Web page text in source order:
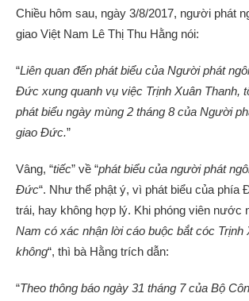
Chiều hôm sau, ngày 3/8/2017, người phát
giao Việt Nam Lê Thị Thu Hằng nói:
“Liên quan đến phát biểu của Người phát
Đức xung quanh vụ việc Trịnh Xuân Thanh,
phát biểu ngày mùng 2 tháng 8 của Người
giao Đức.”
Vâng, “tiếc” về “phát biểu của người phát
Đức“. Như thể phật ý, vì phát biểu của phía
trái, hay không hợp lý. Khi phóng viên nước
Nam có xác nhận lời cáo buộc bắt cóc Trịnh
không“, thì bà Hằng trích dẫn:
“Theo thông báo ngày 31 tháng 7 của Bộ